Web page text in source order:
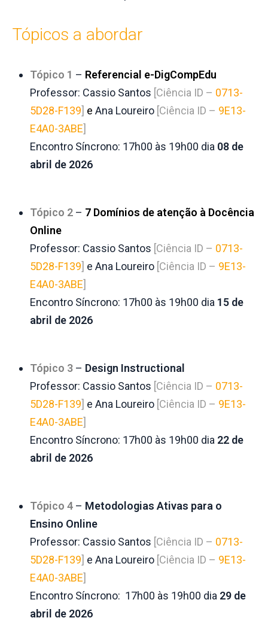
Tópicos a abordar
Tópico 1 – Referencial e-DigCompEdu
Professor: Cassio Santos [Ciência ID – 0713-
5D28-F139] e Ana Loureiro [Ciência ID – 9E13-
E4A0-3ABE]
Encontro Síncrono: 17h00 às 19h00 dia 08 de
abril de 2026
Tópico 2 – 7 Domínios de atenção à Docência
Online
Professor: Cassio Santos [Ciência ID – 0713-
5D28-F139] e Ana Loureiro [Ciência ID – 9E13-
E4A0-3ABE]
Encontro Síncrono: 17h00 às 19h00 dia 15 de
abril de 2026
Tópico 3 – Design Instructional
Professor: Cassio Santos [Ciência ID – 0713-
5D28-F139] e Ana Loureiro [Ciência ID – 9E13-
E4A0-3ABE]
Encontro Síncrono: 17h00 às 19h00 dia 22 de
abril de 2026
Tópico 4 – Metodologias Ativas para o
Ensino Online
Professor: Cassio Santos [Ciência ID – 0713-
5D28-F139] e Ana Loureiro [Ciência ID – 9E13-
E4A0-3ABE]
Encontro Síncrono: 17h00 às 19h00 dia 29 de
abril de 2026